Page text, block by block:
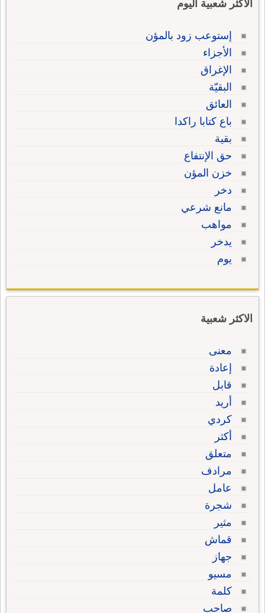
الاكثر شعبية اليوم
إستوعب زود بالمؤن
الأجزاء
الإغراق
البقيّة
العائق
باع كتابا راكدا
بقية
حق الإنتفاع
خزن المؤن
دخر
مانع شرعي
مواهب
يدخر
يوم
الاكثر شعبية
معنى
إعادة
قابل
أريد
كردي
أكثر
متعلق
مرادف
عامل
شجرة
مثير
قماش
جهاز
مسيو
كلمة
صاحب